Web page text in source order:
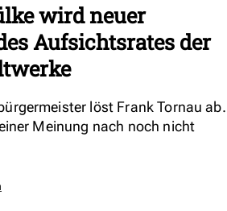
wird neuer
Aufsichtsrates der
löst Frank Tornau ab.
Meinung nach noch nicht